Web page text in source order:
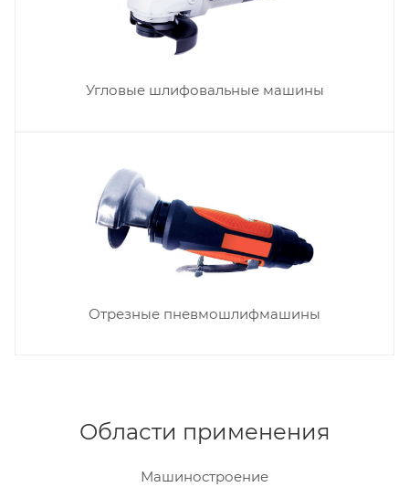
Угловые шлифовальные машины
Отрезные пневмошлифмашины
Области применения
Машиностроение